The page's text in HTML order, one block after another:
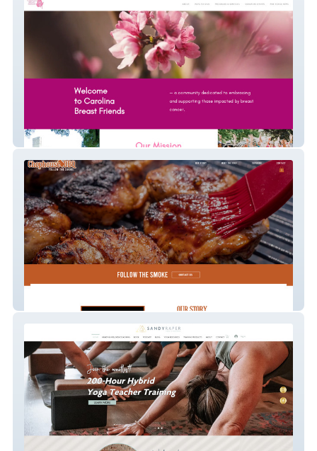
Carolina Breast Friends